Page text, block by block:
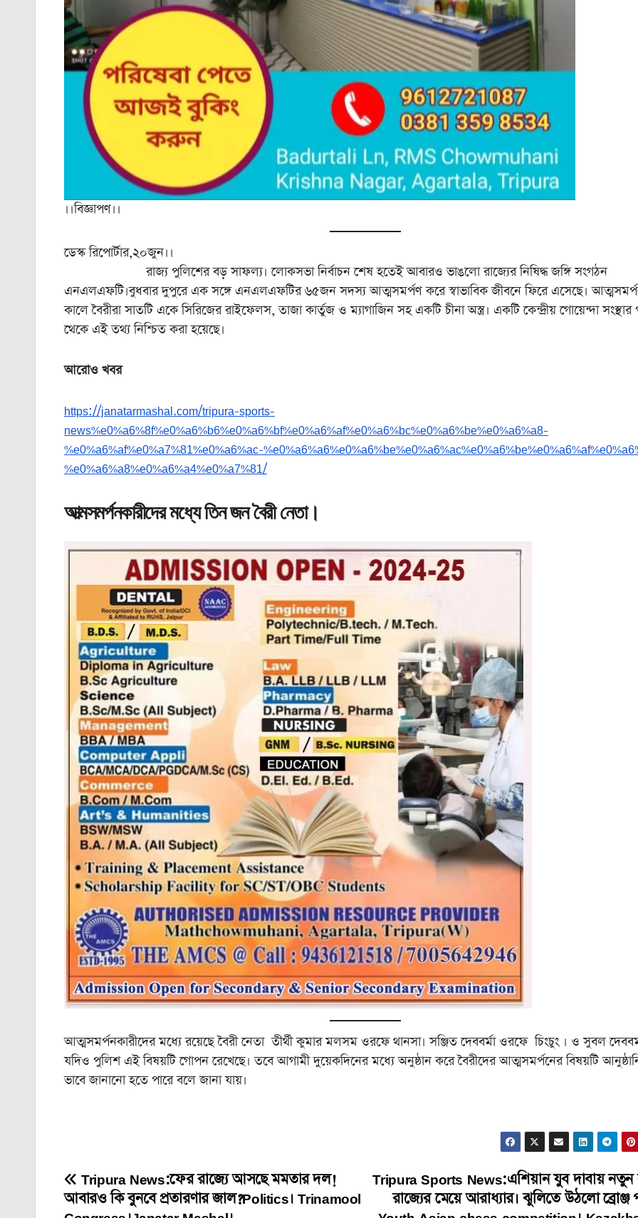
।।বিজ্ঞাপণ।।
ডেস্ক রিপোর্টার,২০জুন।।
রাজ্য পুলিশের বড় সাফল্য। লোকসভা নির্বাচন শেষ হতেই আবারও ভাঙলো রাজ্যের নিষিদ্ধ জঙ্গি সংগঠন
এনএলএফটি।বুধবার দুপুরে এক সঙ্গে এনএলএফটির ৬৫জন সদস্য আত্মসমর্পণ করে স্বাভাবিক জীবনে ফিরে এসেছে।
কালে বৈরীরা সাতটি একে সিরিজের রাইফেলস, তাজা কার্তুজ ও ম্যাগাজিন সহ একটি চীনা অস্ত্র। একটি কেন্দ্রীয় গোয়েন্দা সংস্থার
থেকে এই তথ্য নিশ্চিত করা হয়েছে।
আরোও খবর
https://janatarmashal.com/tripura-sports-
news%e0%a6%8f%e0%a6%b6%e0%a6%bf%e0%a6%af%e0%a6%bc%e0%a6%be%e0%a6%a8-
%e0%a6%af%e0%a7%81%e0%a6%ac-
%e0%a6%a8%e0%a6%a4%e0%a7%81/
আত্মসমর্পনকারীদের মধ্যে তিন জন বৈরী নেতা।
আত্মসমর্পনকারীদের মধ্যে রয়েছে বৈরী নেতা তীর্থী কুমার মলসম ওরফে থানসা। সঞ্জিত দেববর্মা ওরফে চিংচুং । ও সুবল
যদিও পুলিশ এই বিষয়টি গোপন রেখেছে। তবে আগামী দুয়েকদিনের মধ্যে অনুষ্ঠান করে বৈরীদের আত্মসমর্পনের বিষয়টি
ভাবে জানানো হতে পারে বলে জানা যায়।
Post
Tripura Sports News:এশিয়ান যুব দাবায় নতুন
রাজ্যের মেয়ে আরাধ্যার। ঝুলিতে উঠলো
Tripura News:ফের রাজ্যে আসছে মমতার দল!
আবারও কি বুনবে প্রতারণার জাল?Politics। Trinamool